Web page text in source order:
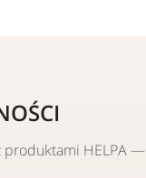
produktami HELPA —